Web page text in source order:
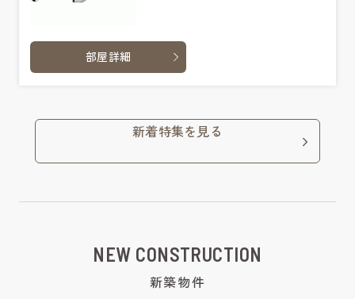
部屋詳細
新着特集を見る
NEW CONSTRUCTION
新築物件